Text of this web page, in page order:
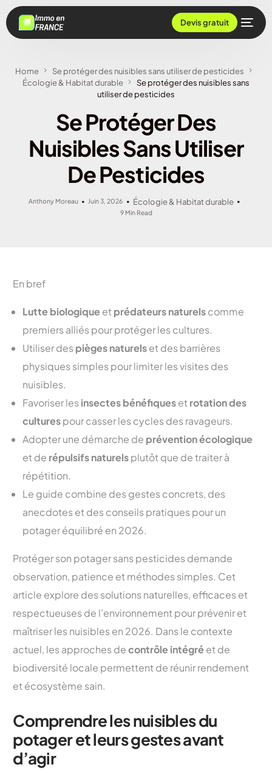
Devis gratuit
Home
Se protéger des nuisibles sans utiliser de pesticides
Écologie & Habitat durable
Se protéger des nuisibles sans
utiliser de pesticides
Se Protéger Des
Nuisibles Sans Utiliser
De Pesticides
Anthony Moreau Juin 3, 2026 Écologie & Habitat durable
9 Min Read
En bref
Lutte biologique et prédateurs naturelscomme
premiers alliés pour protéger les cultures.
Utiliser despièges naturelset des barrières
physiques simples pour limiter les visites des
nuisibles.
Favoriser lesinsectes bénéfiqueset rotation des
culturespour casser les cycles des ravageurs.
Adopter une démarche de prévention écologique
et de répulsifs naturelsplutôt que de traiter à
répétition.
Le guide combine des gestes concrets, des
anecdotes et des conseils pratiques pour un
potager équilibré en 2026.
Protéger son potager sans pesticides demande
observation, patience et méthodes simples. Cet
article explore des solutions naturelles, efficaces et
respectueuses de l’environnement pour prévenir et
maîtriser les nuisibles en 2026. Dans le contexte
actuel, les approches decontrôle intégré et de
biodiversité locale permettent de réunir rendement
et écosystème sain.
Comprendre les nuisibles du
potager et leurs gestes avant
d’agir